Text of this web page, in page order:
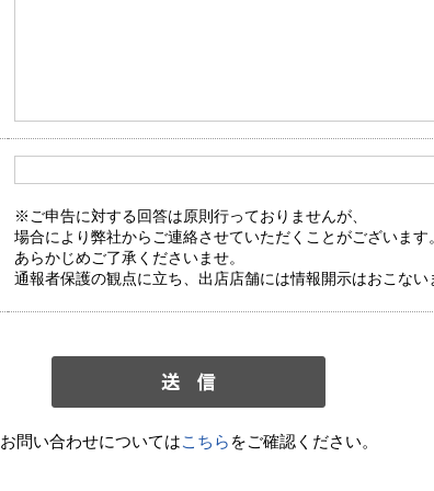
※ご申告に対する回答は原則行っておりませんが、
場合により弊社からご連絡させていただくことがございます。
あらかじめご了承くださいませ。
通報者保護の観点に立ち、出店店舗には情報開示はおこない
お問い合わせについてはこちら をご確認ください。